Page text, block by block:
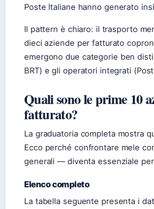
Poste Italiane hanno generato
Il pattern è chiaro: il trasporto
dieci aziende per fatturato
emergono due categorie ben
BRT) e gli operatori integrati
Quali sono le prime 10
fatturato?
La graduatoria completa mostra
Ecco perché confrontare mele
generali — diventa essenziale
Elenco completo
La tabella seguente presenta i